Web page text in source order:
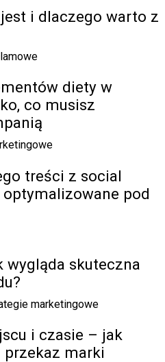
i dlaczego warto z
diety w
co musisz
treści z social
pod
wygląda skuteczna
marketingowe
i czasie – jak
marki